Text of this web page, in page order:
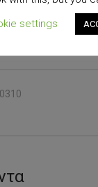
(Προέλευση ΕΕ)
settings